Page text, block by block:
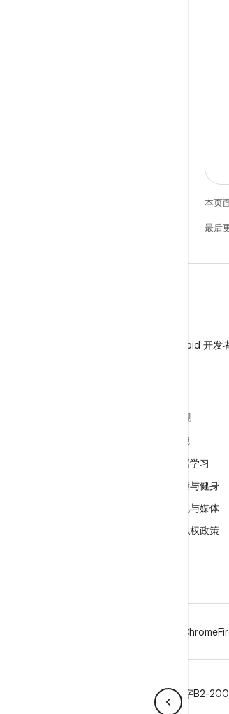
本页
最后
在微信中关注 Android 开发
发现
游戏
机器学习
健康与健身
相机与媒体
隐私权政策
Chrome
ICP证合字B2-